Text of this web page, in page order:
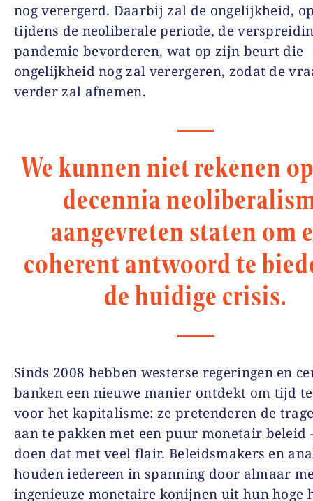
nog verergerd. Daarbij zal de ongelijkheid,
tijdens de neoliberale periode, de
pandemie bevorderen, wat op zijn beurt die
ongelijkheid nog zal verergeren, zodat de
verder zal afnemen.
We kunnen niet rekenen
decennia
aangevreten staten om
coherent antwoord te
de huidige crisis.
Sinds 2008 hebben westerse regeringen en
banken een nieuwe manier ontdekt om tijd
voor het kapitalisme: ze pretenderen de
aan te pakken met een puur monetair beleid
doen dat met veel flair. Beleidsmakers en
houden iedereen in spanning door almaar
ingenieuze monetaire konijnen uit hun hoge